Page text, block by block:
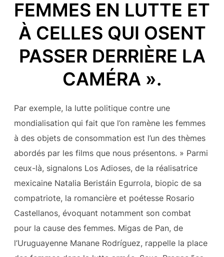
FEMMES EN LUTTE ET
À CELLES QUI OSENT
PASSER DERRIÈRE LA
CAMÉRA ».
Par exemple, la lutte politique contre une
mondialisation qui fait que l’on ramène les femmes
à des objets de consommation est l’un des thèmes
abordés par les films que nous présentons. » Parmi
ceux-là, signalons Los Adioses, de la réalisatrice
mexicaine Natalia Beristáin Egurrola, biopic de sa
compatriote, la romancière et poétesse Rosario
Castellanos, évoquant notamment son combat
pour la cause des femmes. Migas de Pan, de
l’Uruguayenne Manane Rodríguez, rappelle la place